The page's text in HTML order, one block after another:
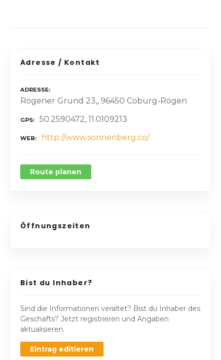
Adresse / Kontakt
ADRESSE
Rögener Grund 23,, 96450 Coburg-Rögen
GPS 50.2590472, 11.0109213
WEB http://www.sonnenberg.co/
Route planen
Öffnungszeiten
Bist du Inhaber?
Sind die Informationen veraltet? Bist du Inhaber des
Geschäfts? Jetzt registrieren und Angaben
aktualisieren.
Eintrag editieren